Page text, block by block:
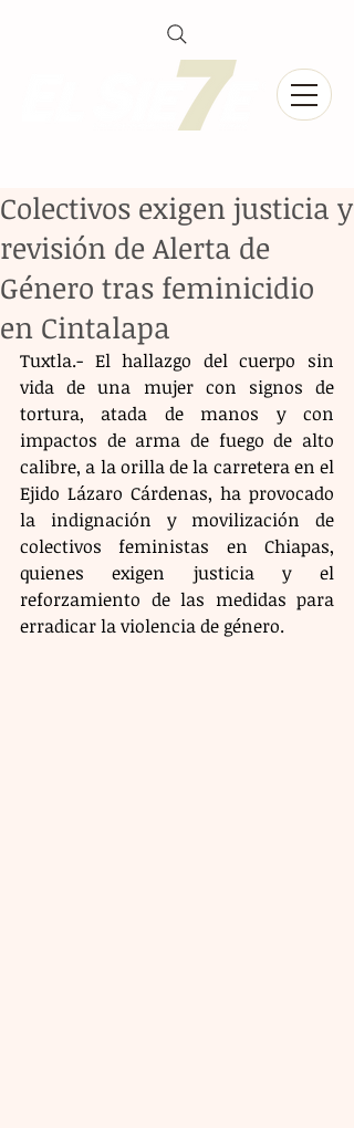
Colectivos exigen justicia y
revisión de Alerta de
Género tras feminicidio
en Cintalapa
Tuxtla.- El hallazgo del cuerpo sin
vida de una mujer con signos de
tortura, atada de manos y con
impactos de arma de fuego de alto
calibre, a la orilla de la carretera en el
Ejido Lázaro Cárdenas, ha provocado
la indignación y movilización de
colectivos feministas en Chiapas,
quienes exigen justicia y el
reforzamiento de las medidas para
erradicar la violencia de género.